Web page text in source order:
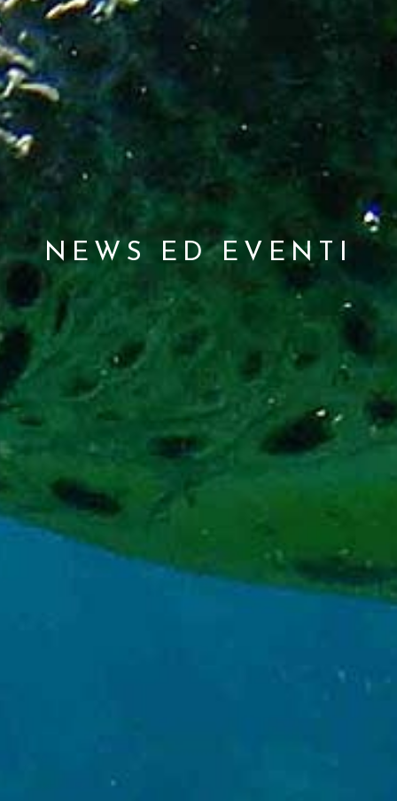
NEWS ED EVENTI